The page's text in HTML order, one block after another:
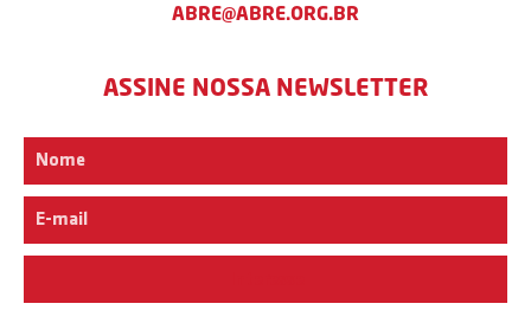
ABRE@ABRE.ORG.BR
ASSINE NOSSA NEWSLETTER